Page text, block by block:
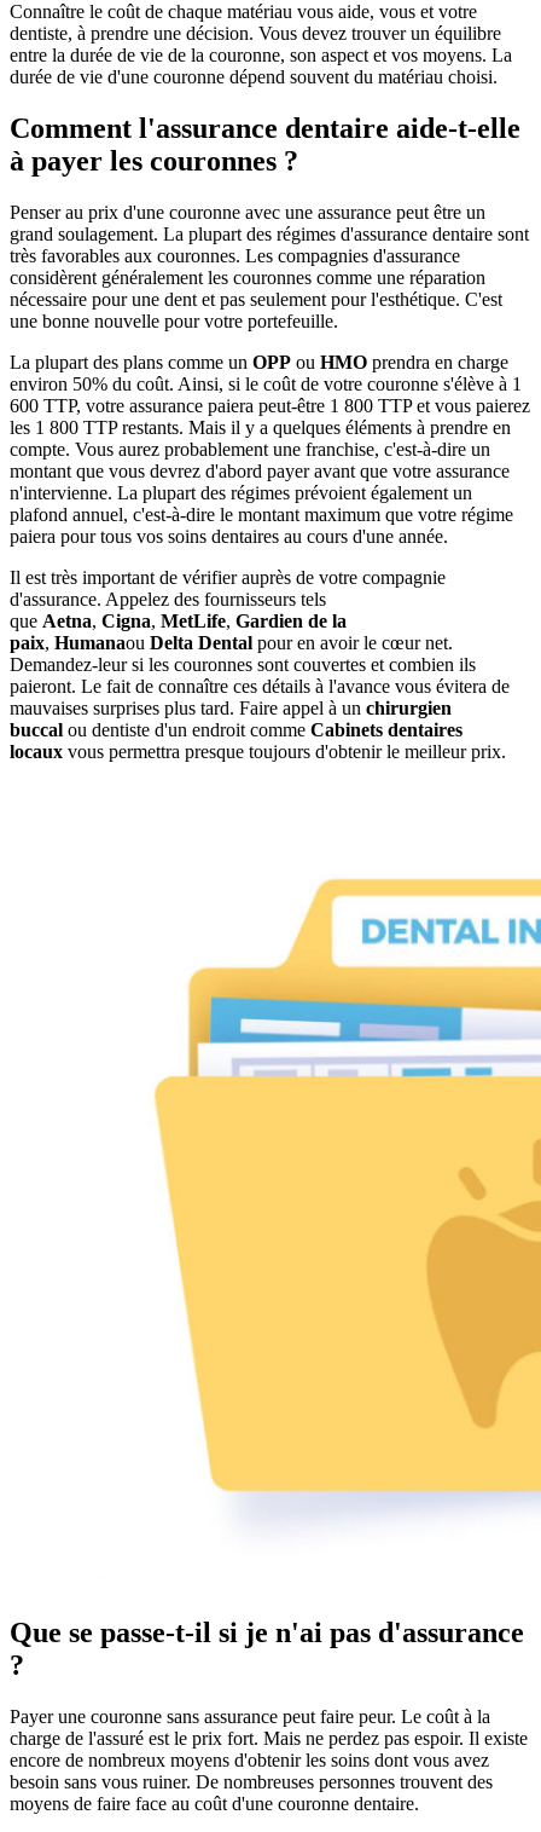
Connaître le coût de chaque matériau vous aide, vous et votre
dentiste, à prendre une décision. Vous devez trouver un équilibre
entre la durée de vie de la couronne, son aspect et vos moyens. La
durée de vie d'une couronne dépend souvent du matériau choisi.
Comment l'assurance dentaire aide-t-elle
à payer les couronnes ?
Penser au prix d'une couronne avec une assurance peut être un
grand soulagement. La plupart des régimes d'assurance dentaire sont
très favorables aux couronnes. Les compagnies d'assurance
considèrent généralement les couronnes comme une réparation
nécessaire pour une dent et pas seulement pour l'esthétique. C'est
une bonne nouvelle pour votre portefeuille.
La plupart des plans comme un OPP ou HMO prendra en charge
environ 50% du coût. Ainsi, si le coût de votre couronne s'élève à 1
600 TTP, votre assurance paiera peut-être 1 800 TTP et vous paierez
les 1 800 TTP restants. Mais il y a quelques éléments à prendre en
compte. Vous aurez probablement une franchise, c'est-à-dire un
montant que vous devrez d'abord payer avant que votre assurance
n'intervienne. La plupart des régimes prévoient également un
plafond annuel, c'est-à-dire le montant maximum que votre régime
paiera pour tous vos soins dentaires au cours d'une année.
Il est très important de vérifier auprès de votre compagnie
d'assurance. Appelez des fournisseurs tels
que Aetna, Cigna, MetLife, Gardien de la
paix, Humanaou Delta Dental pour en avoir le cœur net.
Demandez-leur si les couronnes sont couvertes et combien ils
paieront. Le fait de connaître ces détails à l'avance vous évitera de
mauvaises surprises plus tard. Faire appel à un chirurgien
buccal ou dentiste d'un endroit comme Cabinets dentaires
locaux vous permettra presque toujours d'obtenir le meilleur prix.
Que se passe-t-il si je n'ai pas d'assurance
?
Payer une couronne sans assurance peut faire peur. Le coût à la
charge de l'assuré est le prix fort. Mais ne perdez pas espoir. Il existe
encore de nombreux moyens d'obtenir les soins dont vous avez
besoin sans vous ruiner. De nombreuses personnes trouvent des
moyens de faire face au coût d'une couronne dentaire.